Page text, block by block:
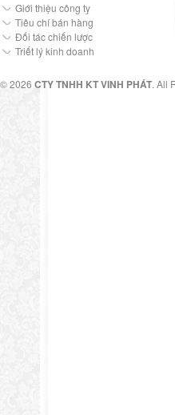
Giới thiệu công ty
Tiêu chí bán hàng
Đối tác chiến lược
Triết lý kinh doanh
© 2026 CTY TNHH KT VINH PHÁT. All